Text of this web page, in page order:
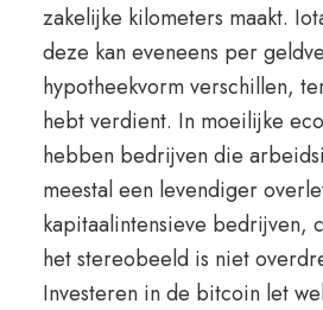
zakelijke kilometers maakt.
deze kan eveneens per
hypotheekvorm verschillen,
hebt verdient. In moeilijke
hebben bedrijven die
meestal een levendiger
kapitaalintensieve bedrijven,
het stereobeeld is niet
Investeren in de bitcoin let